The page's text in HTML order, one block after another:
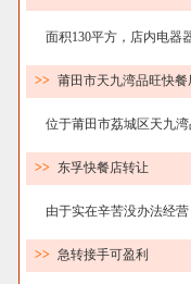
面积130平方，店内电器
>> 莆田市天九湾品旺快餐
位于莆田市荔城区天九湾
>> 东孚快餐店转让
由于实在辛苦没办法经营
>> 急转接手可盈利